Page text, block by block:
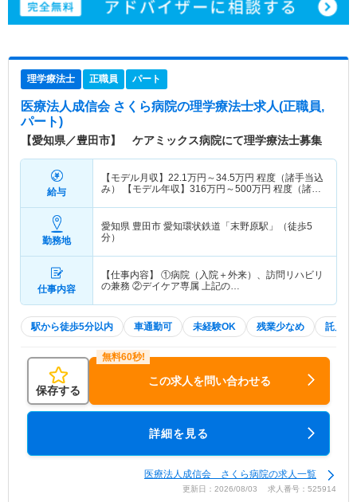
理学療法士 正職員 パート
医療法人成信会 さくら病院の理学療法士求人(正職員,
パート)
【愛知県／豊田市】 ケアミックス病院にて理学療法士募集
給与
【モデル月収】 22.1万円～34.5万円 程度（諸手当込
み） 【モデル年収】 316万円～500万円 程度（諸手
勤務地
愛知県 豊田市 愛知環状鉄道「末野原駅」（徒歩5
分）
仕事内容
【仕事内容】 ①病院（入院＋外来）、訪問リハビリ
の兼務 ②デイケア専属 上記の…
駅から徒歩5分以内 車通勤可 未経験OK 残業少なめ 託児所
保存する
この求人を問い合わせる
詳細を見る
医療法人成信会 さくら病院の求人一覧
更新日：2026/08/03 求人番号：525914